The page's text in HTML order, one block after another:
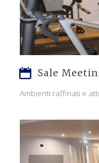
Sale
Ambienti raffinati e